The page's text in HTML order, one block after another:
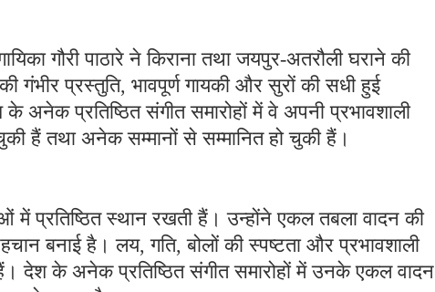
गौरी पाठारे ने किराना तथा जयपुर-अतरौली घराने की
गंभीर प्रस्तुति, भावपूर्ण गायकी और सुरों की सधी हुई
अनेक प्रतिष्ठित संगीत समारोहों में वे अपनी प्रभावशाली
हैं तथा अनेक सम्मानों से सम्मानित हो चुकी हैं।
में प्रतिष्ठित स्थान रखती हैं। उन्होंने एकल तबला वादन की
बनाई है। लय, गति, बोलों की स्पष्टता और प्रभावशाली
देश के अनेक प्रतिष्ठित संगीत समारोहों में उनके एकल वादन